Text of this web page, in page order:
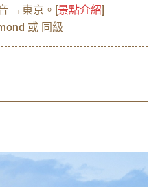
→東京。[景點介紹]
或 同級